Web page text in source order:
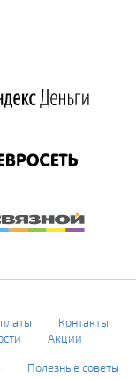
Контакты
Акции
Полезные советы